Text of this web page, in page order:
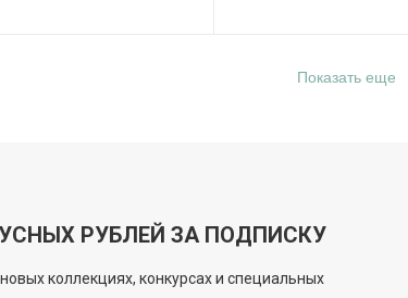
Показать еще
РУБЛЕЙ ЗА ПОДПИСКУ
коллекциях, конкурсах и специальных